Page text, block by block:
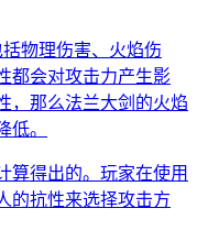
物理伤害、火焰伤
都会对攻击力产生影
，那么法兰大剑的火焰
低。
算得出的。玩家在使用
的抗性来选择攻击方